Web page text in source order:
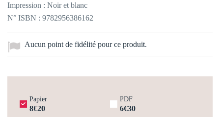
Impression : Noir et blanc
N° ISBN : 9782956386162
Aucun point de fidélité pour ce produit.
Papier
8€20
PDF
6€30